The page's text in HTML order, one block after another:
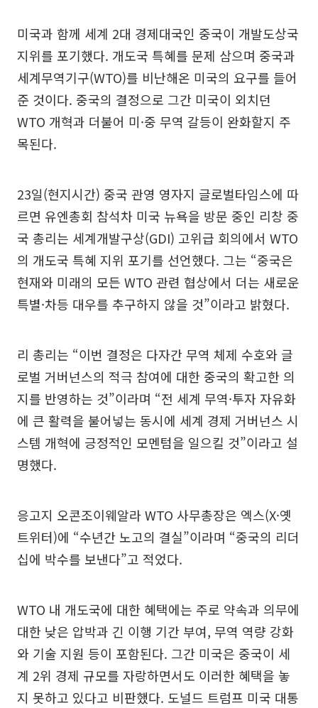
미국과 함께 세계 2대 경제대국인 중국이 개발도상국
지위를 포기했다. 개도국 특혜를 문제 삼으며 중국과
세계무역기구(WTO)를 비난해온 미국의 요구를 들어
준 것이다. 중국의 결정으로 그간 미국이 외치던
WTO 개혁과 더불어 미·중 무역 갈등이 완화할지 주
목된다.
23일(현지시간) 중국 관영 영자지 글로벌타임스에 따
르면 유엔총회 참석차 미국 뉴욕을 방문 중인 리창 중
국 총리는 세계개발구상(GDI) 고위급 회의에서 WTO
의 개도국 특혜 지위 포기를 선언했다. 그는 “중국은
현재와 미래의 모든 WTO 관련 협상에서 더는 새로운
특별·차등 대우를 추구하지 않을 것”이라고 밝혔다.
리 총리는 “이번 결정은 다자간 무역 체제 수호와 글
로벌 거버넌스의 적극 참여에 대한 중국의 확고한 의
지를 반영하는 것”이라며 “전 세계 무역·투자 자유화
에 큰 활력을 불어넣는 동시에 세계 경제 거버넌스 시
스템 개혁에 긍정적인 모멘텀을 일으킬 것”이라고 설
명했다.
응고지 오콘조이웨알라 WTO 사무총장은 엑스(X·옛
트위터)에 “수년간 노고의 결실”이라며 “중국의 리더
십에 박수를 보낸다”고 적었다.
WTO 내 개도국에 대한 혜택에는 주로 약속과 의무에
대한 낮은 압박과 긴 이행 기간 부여, 무역 역량 강화
와 기술 지원 등이 포함된다. 그간 미국은 중국이 세
계 2위 경제 규모를 자랑하면서도 이러한 혜택을 놓
지 못하고 있다고 비판했다. 도널드 트럼프 미국 대통